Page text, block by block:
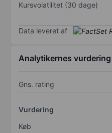
Kursvolatilitet (30 dage)
Data leveret af
Analytikernes vurdering
Gns. rating
Vurdering
Køb